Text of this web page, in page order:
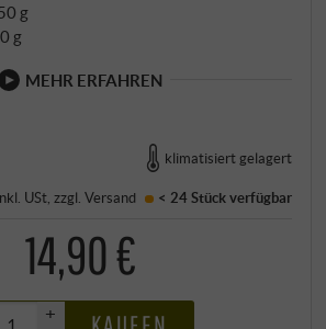
g
g
MEHR ERFAHREN
klimatisiert gelagert
USt, zzgl.Versand < 24 Stückverfügbar
14,90 €
+